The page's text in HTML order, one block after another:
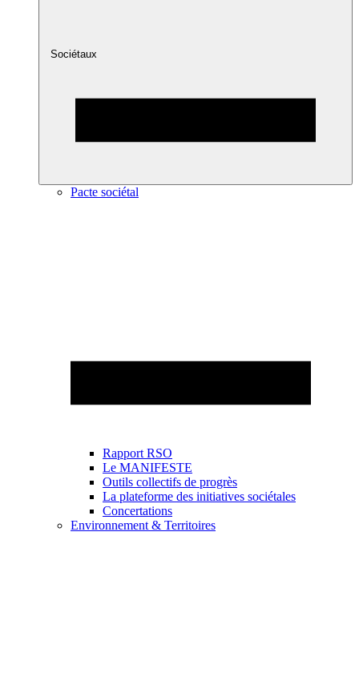
Sociétaux
Pacte sociétal
Rapport RSO
Le MANIFESTE
Outils collectifs de progrès
La plateforme des initiatives sociétales
Concertations
Environnement & Territoires